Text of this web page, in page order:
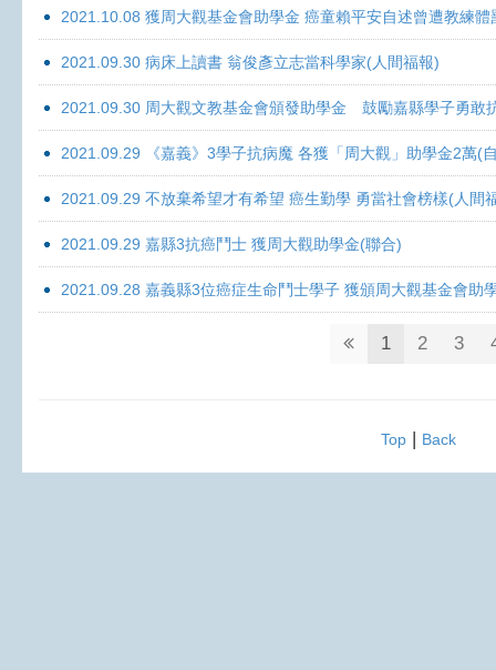
2021.10.08 獲周大觀基金會助學金 癌童賴平安自述曾遭教練體
2021.09.30 病床上讀書 翁俊彥立志當科學家(人間福報)
2021.09.30 周大觀文教基金會頒發助學金 鼓勵嘉縣學子勇敢
2021.09.29 《嘉義》3學子抗病魔 各獲「周大觀」助學金2萬(
2021.09.29 不放棄希望才有希望 癌生勤學 勇當社會榜樣(人間
2021.09.29 嘉縣3抗癌鬥士 獲周大觀助學金(聯合)
2021.09.28 嘉義縣3位癌症生命鬥士學子 獲頒周大觀基金會助
1 2 3
Top| Back